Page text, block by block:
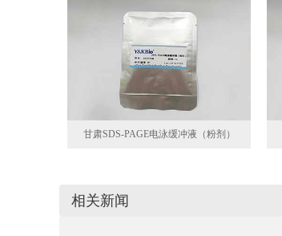
甘肃SDS-PAGE电泳缓冲液（粉剂）
相关新闻